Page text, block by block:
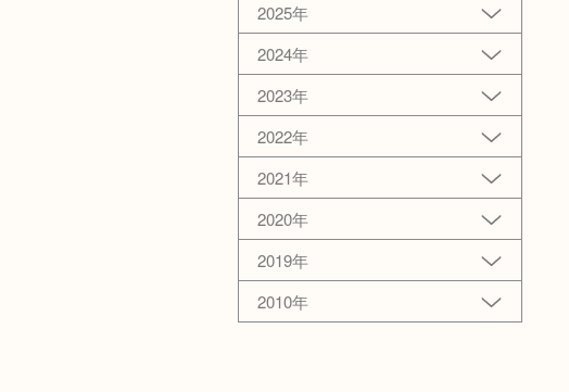
2025年
2024年
2023年
2022年
2021年
2020年
2019年
2010年